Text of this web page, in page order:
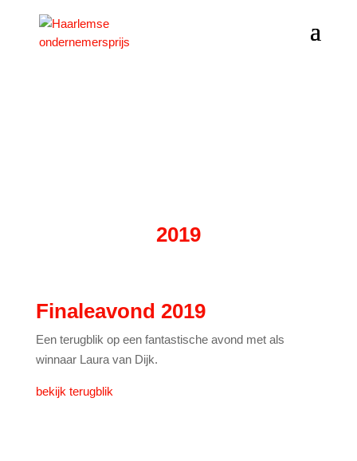
2019
Finaleavond 2019
Een terugblik op een fantastische avond met als
winnaar Laura van Dijk.
bekijk terugblik